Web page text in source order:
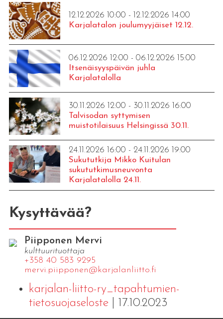
12.12.2026 10:00 - 12.12.2026 14:00
Karjalatalon joulumyyjäiset 12.12.
06.12.2026 12:00 - 06.12.2026 15:00
Itsenäisyyspäivän juhla
Karjalatalolla
30.11.2026 12:00 - 30.11.2026 16:00
Talvisodan syttymisen
muistotilaisuus Helsingissä 30.11.
24.11.2026 16:00 - 24.11.2026 19:00
Sukututkija Mikko Kuitulan
sukututkimusneuvonta
Karjalatalolla 24.11.
Kysyttävää?
Piipponen Mervi
kulttuurituottaja
+358 40 583 9295
mervi.​piipponen@​kar​jala​nlii​tto.​fi
karjalan-liitto-ry_tapahtumien-
tietosuojaseloste| 17.10.2023